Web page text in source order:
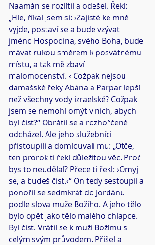
Naamán se rozlítil a odešel. Řekl:
„Hle, říkal jsem si: ›Zajisté ke mně
vyjde, postaví se a bude vzývat
jméno Hospodina, svého Boha, bude
mávat rukou směrem k posvátnému
místu, a tak mě zbaví
malomocenství. ‹ Cožpak nejsou
damašské řeky Abána a Parpar lepší
než všechny vody izraelské? Cožpak
jsem se nemohl omýt v nich, abych
byl čist?“ Obrátil se a rozhořčeně
odcházel. Ale jeho služebníci
přistoupili a domlouvali mu: „Otče,
ten prorok ti řekl důležitou věc. Proč
bys to neudělal? Přece ti řekl: ›Omyj
se, a budeš čist.‹“ On tedy sestoupil a
ponořil se sedmkrát do Jordánu
podle slova muže Božího. A jeho tělo
bylo opět jako tělo malého chlapce.
Byl čist. Vrátil se k muži Božímu s
celým svým průvodem. Přišel a